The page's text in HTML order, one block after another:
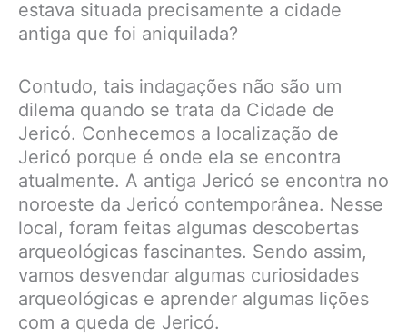
estava situada precisamente a cidade
antiga que foi aniquilada?
Contudo, tais indagações não são um
dilema quando se trata da Cidade de
Jericó. Conhecemos a localização de
Jericó porque é onde ela se encontra
atualmente. A antiga Jericó se encontra no
noroeste da Jericó contemporânea. Nesse
local, foram feitas algumas descobertas
arqueológicas fascinantes. Sendo assim,
vamos desvendar algumas curiosidades
arqueológicas e aprender algumas lições
com a queda de Jericó.